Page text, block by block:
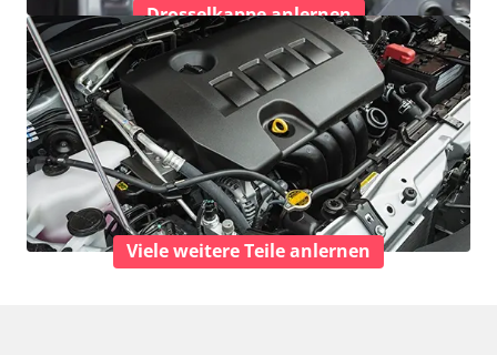
Drosselkappe anlernen
Viele weitere Teile anlernen